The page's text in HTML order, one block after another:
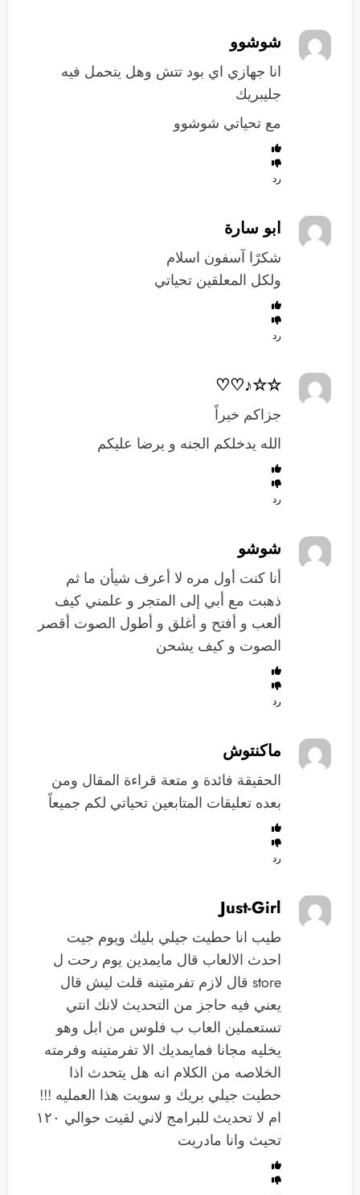
شوشوو
انا جهازي اي بود تتش وهل يتحمل فيه
جليبريك
مع تحياتي شوشوو
رد
ابو سارة
شكرًا آسفون اسلام
ولكل المعلقين تحياتي
رد
☆☆♪♡♡
جزاكم خيراً
الله يدخلكم الجنه و يرضا عليكم
رد
شوشو
أنا كنت أول مره لا أعرف شيأن ما ثم
ذهبت مع أبي إلى المتجر و علمني كيف
ألعب و أفتح و أغلق و أطول الصوت أقصر
الصوت و كيف يشحن
رد
ماكنتوش
الحقيقة فائدة و متعة قراءة المقال ومن
بعده تعليقات المتابعين تحياتي لكم جميعاً
رد
Just-Girl
طيب انا حطيت جيلي بليك ويوم جيت
احدث الالعاب قال مايمدين يوم رحت ل
store قال لازم تفرمتينه قلت ليش قال
يعني فيه حاجز من التحديث لانك انتي
تستعملين العاب ب فلوس من ابل وهو
يخليه مجانا فمايمديك الا تفرمتينه وفرمته
الخلاصه من الكلام انه هل يتحدث اذا
حطيت جيلي بريك و سويت هذا العمليه !!!
ام لا تحديث للبرامج لاني لقيت حوالي ١٢٠
تحيث وانا مادريت